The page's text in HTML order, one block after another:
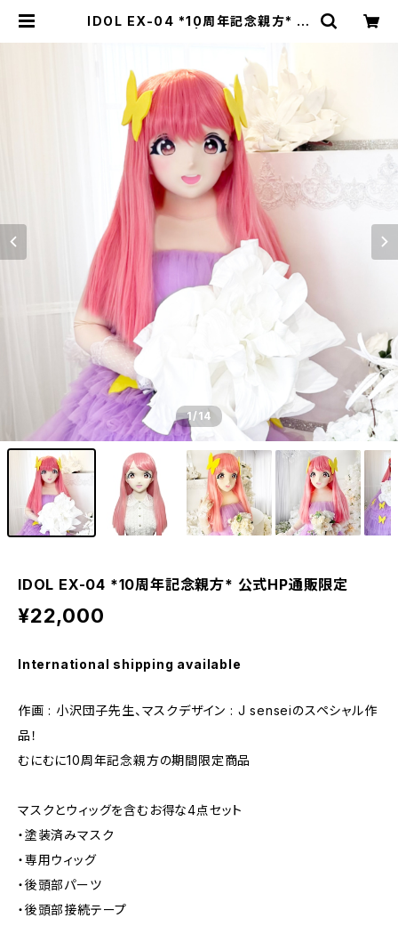
IDOL EX-04 *10周年記念親方* 公
1/14
IDOL EX-04 *10周年記念親方* 公式HP通販限定
¥22,000
International shipping available
作画 : 小沢団子先生、マスクデザイン : J senseiのスペシャル作
品！
むにむに10周年記念親方の期間限定商品
マスクとウィッグを含むお得な4点セット
・塗装済みマスク
・専用ウィッグ
・後頭部パーツ
・後頭部接続テープ